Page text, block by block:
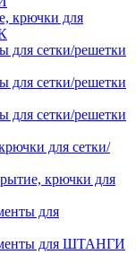
крючки для
для сетки/решетки
для сетки/решетки
для сетки/решетки
для сетки/
крючки для
для
для ШТАНГИ